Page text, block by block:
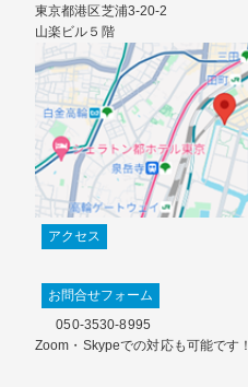
東京都港区芝浦3-20-2
山楽ビル５階
アクセス
お問合せフォーム
050-3530-8995
Zoom・Skypeでの対応も可能です！